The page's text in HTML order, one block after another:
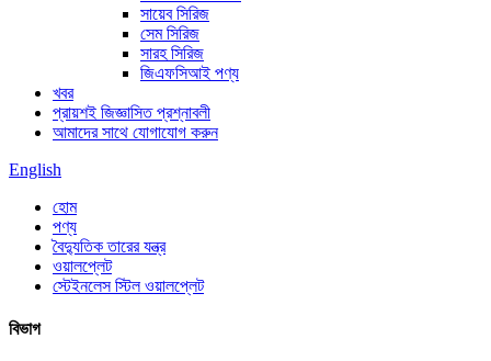
সায়েব সিরিজ
সেম সিরিজ
সারহ সিরিজ
জিএফসিআই পণ্য
খবর
প্রায়শই জিজ্ঞাসিত প্রশ্নাবলী
আমাদের সাথে যোগাযোগ করুন
English
হোম
পণ্য
বৈদ্যুতিক তারের যন্ত্র
ওয়ালপ্লেট
স্টেইনলেস স্টিল ওয়ালপ্লেট
বিভাগ